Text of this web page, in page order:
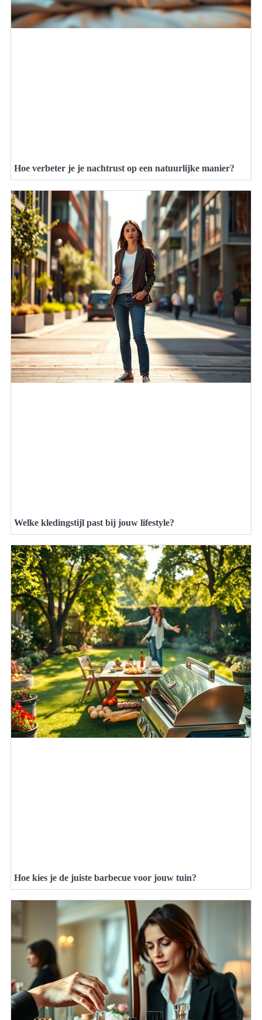
Hoe verbeter je je nachtrust op een natuurlijke manier?
Welke kledingstijl past bij jouw lifestyle?
Hoe kies je de juiste barbecue voor jouw tuin?